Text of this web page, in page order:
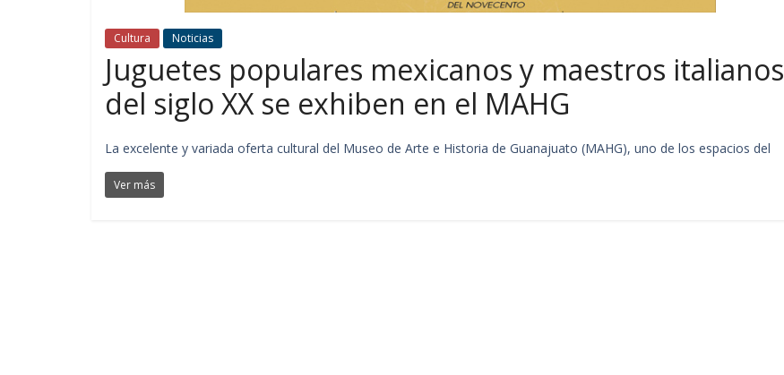
Cultura Noticias
Juguetes populares mexicanos y maestros italianos
del siglo XX se exhiben en el MAHG
La excelente y variada oferta cultural del Museo de Arte e Historia de Guanajuato (MAHG), uno de los espacios del
Ver más